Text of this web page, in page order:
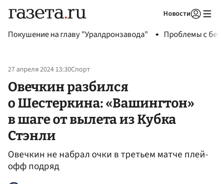
Новости
Покушение на главу "Уралдронзавода" Проблемы с
27 апреля 2024 13:30Спорт
Овечкин разбился
о Шестеркина: «Вашингтон»
в шаге от вылета из Кубка
Стэнли
Овечкин не набрал очки в третьем матче плей-
офф подряд